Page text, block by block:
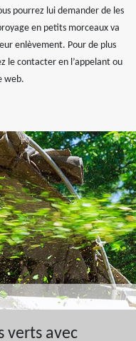
pourrez lui demander de les
en petits morceaux va
enlèvement. Pour de plus
le contacter en l’appelant ou
web.
verts avec